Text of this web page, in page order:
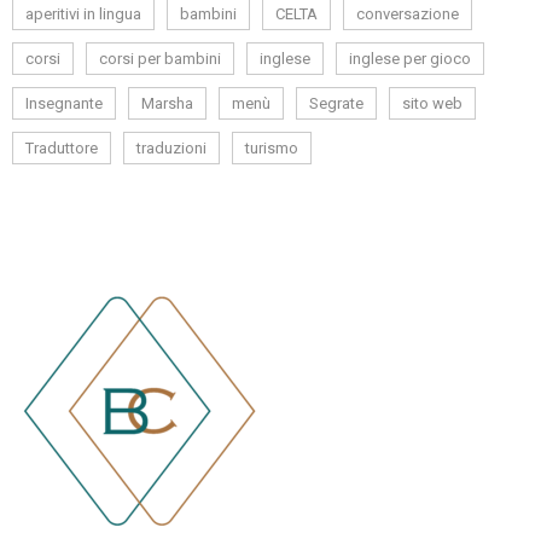
aperitivi in lingua bambini CELTA conversazione
corsi corsi per bambini inglese inglese per gioco
Insegnante Marsha menù Segrate sito web
Traduttore traduzioni turismo